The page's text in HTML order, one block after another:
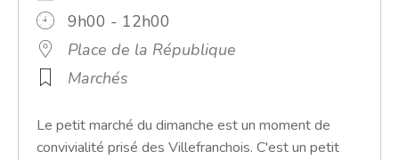
9h00 - 12h00
Place de la République
Marchés
Le petit marché du dimanche est un moment de
convivialité prisé des Villefranchois. C'est un petit